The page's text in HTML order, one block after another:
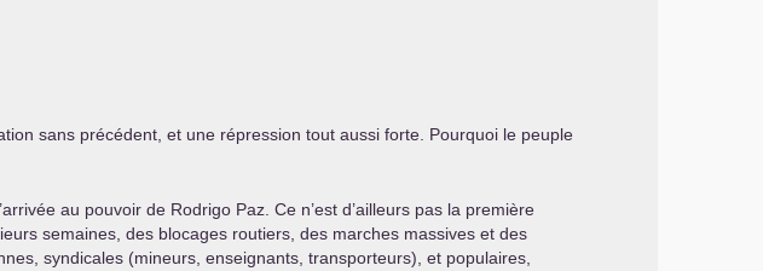
sans précédent, et une répression tout aussi forte. Pourquoi le peuple
au pouvoir de Rodrigo Paz. Ce n’est d’ailleurs pas la première
semaines, des blocages routiers, des marches massives et des
syndicales (mineurs, enseignants, transporteurs), et populaires,